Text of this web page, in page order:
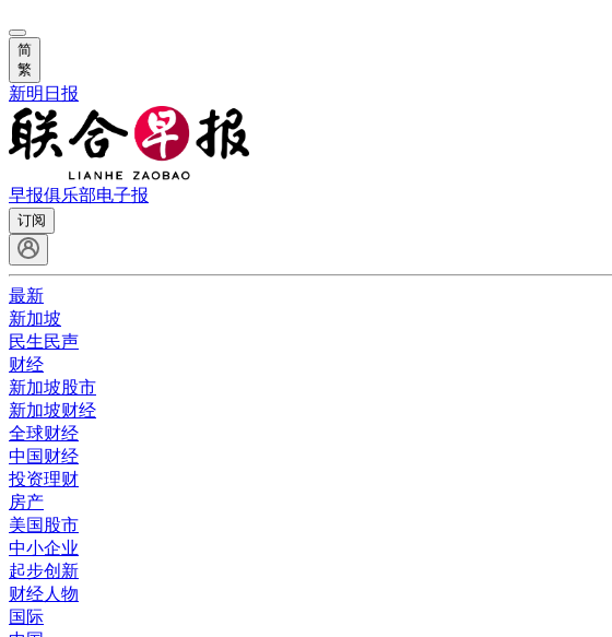
简
繁
新明日报
早报俱乐部电子报
订阅
最新
新加坡
民生民声
财经
新加坡股市
新加坡财经
全球财经
中国财经
投资理财
房产
美国股市
中小企业
起步创新
财经人物
国际